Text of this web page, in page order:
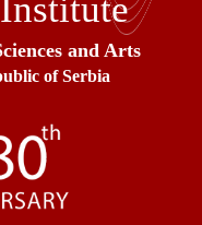
and Arts
of Serbia